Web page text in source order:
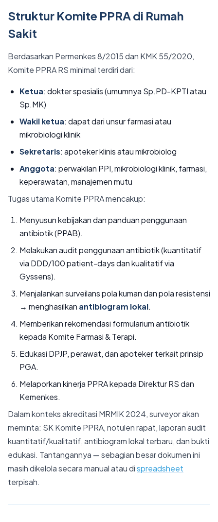
Struktur Komite PPRA di Rumah
Sakit
Berdasarkan Permenkes 8/2015 dan KMK 55/2020,
Komite PPRA RS minimal terdiri dari:
Ketua: dokter spesialis (umumnya Sp.PD-KPTI atau
Sp.MK)
Wakil ketua: dapat dari unsur farmasi atau
mikrobiologi klinik
Sekretaris: apoteker klinis atau mikrobiolog
Anggota: perwakilan PPI, mikrobiologi klinik, farmasi,
keperawatan, manajemen mutu
Tugas utama Komite PPRA mencakup:
Menyusun kebijakan dan panduan penggunaan
antibiotik (PPAB).
Melakukan audit penggunaan antibiotik (kuantitatif
via DDD/100 patient-days dan kualitatif via
Gyssens).
Menjalankan surveilans pola kuman dan pola resistensi
→ menghasilkan antibiogram lokal.
Memberikan rekomendasi formularium antibiotik
kepada Komite Farmasi & Terapi.
Edukasi DPJP, perawat, dan apoteker terkait prinsip
PGA.
Melaporkan kinerja PPRA kepada Direktur RS dan
Kemenkes.
Dalam konteks akreditasi MRMIK 2024, surveyor akan
meminta: SK Komite PPRA, notulen rapat, laporan audit
kuantitatif/kualitatif, antibiogram lokal terbaru, dan bukti
edukasi. Tantangannya — sebagian besar dokumen ini
masih dikelola secara manual atau dispreadsheet
terpisah.